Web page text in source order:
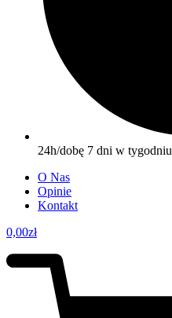
24h/dobę 7 dni w tygodniu
O Nas
Opinie
Kontakt
0,00zł